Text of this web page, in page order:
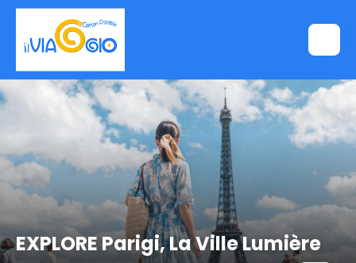
EXPLORE Parigi, La Ville Lumière